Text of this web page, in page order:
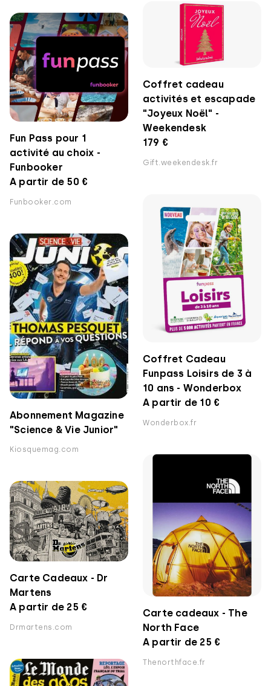
Coffret cadeau
activités et escapade
"Joyeux Noël" -
Weekendesk
179 €
Gift.weekendesk.fr
Fun Pass pour 1
activité au choix -
Funbooker
A partir de 50 €
Funbooker.com
Coffret Cadeau
Funpass Loisirs de 3 à
10 ans - Wonderbox
A partir de 10 €
Wonderbox.fr
Abonnement Magazine
"Science & Vie Junior"
Kiosquemag.com
Carte cadeaux - The
North Face
A partir de 25 €
Thenorthface.fr
Carte Cadeaux - Dr
Martens
A partir de 25 €
Drmartens.com